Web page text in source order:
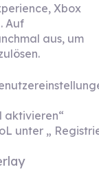
Xbox
Auf
aus, um
aktivieren“
unter „